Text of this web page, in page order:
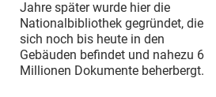
Jahre später wurde hier die
Nationalbibliothek gegründet, die
sich noch bis heute in den
Gebäuden befindet und nahezu 6
Millionen Dokumente beherbergt.